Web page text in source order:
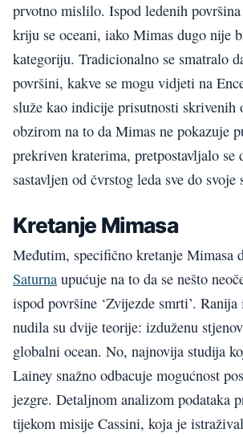
prvotno mislilo. Ispod ledenih
kriju se oceani, iako Mimas dugo nije
kategoriju. Tradicionalno se smatralo
površini, kakve se mogu vidjeti na
služe kao indicije prisutnosti skrivenih
obzirom na to da Mimas ne pokazuje
prekriven kraterima, pretpostavljalo se
sastavljen od čvrstog leda sve do svoje
Kretanje Mimasa
Međutim, specifično kretanje Mimasa
Saturna upućuje na to da se nešto
ispod površine ‘Zvijezde smrti’.
nudila su dvije teorije: izduženu
globalni ocean. No, najnovija studija
Lainey snažno odbacuje mogućnost
jezgre. Detaljnom analizom podataka
tijekom misije Cassini, koja je